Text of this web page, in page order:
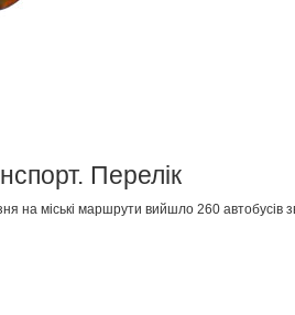
Перелік
на міські маршрути вийшло 260 автобусів